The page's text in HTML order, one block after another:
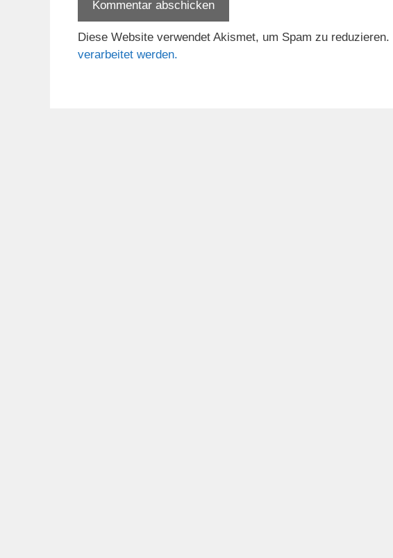
Diese Website verwendet Akismet, um Spam zu reduzieren.
verarbeitet werden.